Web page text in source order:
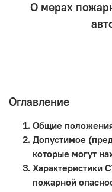
О мерах
Оглавление
Общие
Допустимое
которые могут
Характеристики
пожарной